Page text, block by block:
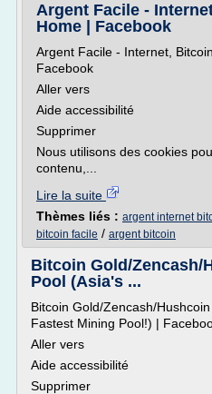
Argent Facile -
Home | Facebook
Argent Facile - Internet,
Facebook
Aller vers
Aide accessibilité
Supprimer
Nous utilisons des cookies
contenu,...
Lire la suite
Thèmes liés : argent internet
bitcoin facile / argent bitcoin
Bitcoin Gold/Zencash/
Pool (Asia's ...
Bitcoin Gold/Zencash/
Fastest Mining Pool!) |
Aller vers
Aide accessibilité
Supprimer